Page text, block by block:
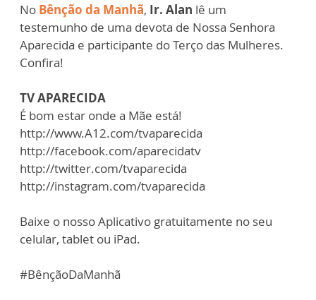
No Bênção da Manhã, Ir. Alan lê um
testemunho de uma devota de Nossa Senhora
Aparecida e participante do Terço das Mulheres.
Confira!
TV APARECIDA
É bom estar onde a Mãe está!
http://www.A12.com/tvaparecida
http://facebook.com/aparecidatv
http://twitter.com/tvaparecida
http://instagram.com/tvaparecida
Baixe o nosso Aplicativo gratuitamente no seu
celular, tablet ou iPad.
#BênçãoDaManhã